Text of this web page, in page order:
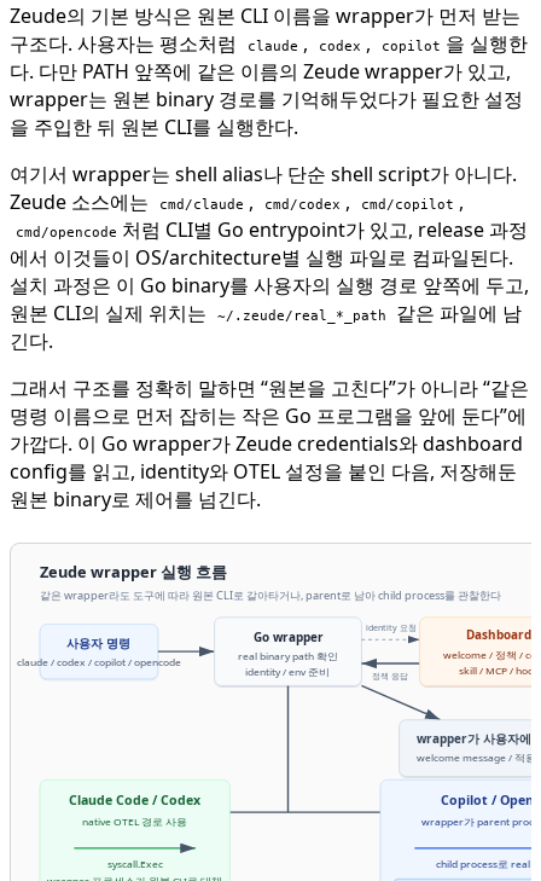
Zeude의 기본 방식은 원본 CLI 이름을 wrapper가 먼저 받는
구조다. 사용자는 평소처럼
claude , codex , copilot 을 실행한
다. 다만 PATH 앞쪽에 같은 이름의 Zeude wrapper가 있고,
wrapper는 원본 binary 경로를 기억해두었다가 필요한 설정
을 주입한 뒤 원본 CLI를 실행한다.
여기서 wrapper는 shell alias나 단순 shell script가 아니다.
Zeude 소스에는
cmd/claude , cmd/codex , cmd/copilot ,
cmd/opencode 처럼 CLI별 Go entrypoint가 있고, release 과정
에서 이것들이 OS/architecture별 실행 파일로 컴파일된다.
설치 과정은 이 Go binary를 사용자의 실행 경로 앞쪽에 두고,
원본 CLI의 실제 위치는
~/.zeude/real_*_path
같은 파일에 남
긴다.
그래서 구조를 정확히 말하면 “원본을 고친다”가 아니라 “같은
명령 이름으로 먼저 잡히는 작은 Go 프로그램을 앞에 둔다”에
가깝다. 이 Go wrapper가 Zeude credentials와 dashboard
config를 읽고, identity와 OTEL 설정을 붙인 다음, 저장해둔
원본 binary로 제어를 넘긴다.
Zeude wrapper 실행 흐름
같은 wrapper라도 도구에 따라 원본 CLI로 갈아타거나, parent로 남아 child process를 관찰한다
사용자 명령
claude / codex / copilot / opencode
Go wrapper
real binary path 확인
identity / env 준비
identity 요청
정책 응답
Dashboard
welcome / 정책 /
skill / MCP / hook
wrapper가 사용자에
welcome message / 적용
Claude Code / Codex
native OTEL 경로 사용
syscall.Exec
Copilot /
wrapper가 parent
child process로 real